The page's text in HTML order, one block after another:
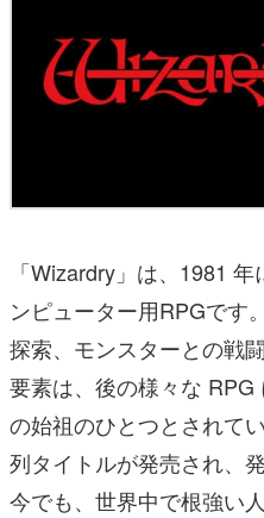
「Wizardry」は、1981
ンピューター用RPGです
探索、モンスターとの戦
要素は、後の様々な
の始祖のひとつとされて
列タイトルが発売され、
今でも、世界中で根強い